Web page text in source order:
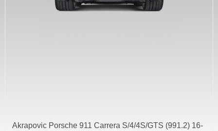
Akrapovic Porsche 911 Carrera S/4/4S/GTS (991.2) 16-